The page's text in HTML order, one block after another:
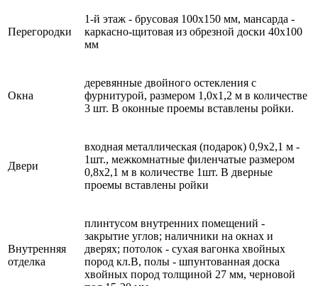
Перегородки
1-й этаж - брусовая 100х150 мм, мансарда -
каркасно-щитовая из обрезной доски 40х100
мм
Окна
деревянные двойного остекления с
фурнитурой, размером 1,0х1,2 м в количестве
3 шт. В оконные проемы вставлены ройки.
Двери
входная металлическая (подарок) 0,9х2,1 м -
1шт., межкомнатные филенчатые размером
0,8x2,1 м в количестве 1шт. В дверные
проемы вставлены ройки
Внутренняя
отделка
плинтусом внутренних помещений -
закрытие углов; наличники на окнах и
дверях; потолок - сухая вагонка хвойных
пород кл.В, полы - шпунтованная доска
хвойных пород толщиной 27 мм, черновой